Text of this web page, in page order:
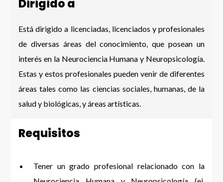
Dirigido a
Está dirigido a licenciadas, licenciados y profesionales
de diversas áreas del conocimiento, que posean un
interés en la Neurociencia Humana y Neuropsicología.
Estas y estos profesionales pueden venir de diferentes
áreas tales como las ciencias sociales, humanas, de la
salud y biológicas, y áreas artísticas.
Requisitos
Tener un grado profesional relacionado con la